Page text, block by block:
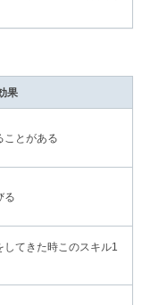
果
ことがある
る
てきた時このスキル1